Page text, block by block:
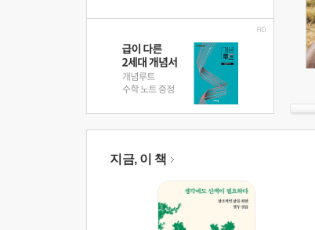
지금, 이 책